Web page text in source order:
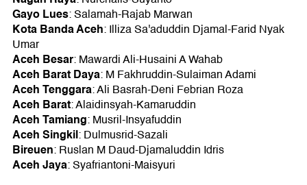
Gayo Lues: Salamah-Rajab Marwan
Kota Banda Aceh: Illiza Sa'aduddin Djamal-Farid Nyak
Umar
Aceh Besar: Mawardi Ali-Husaini A Wahab
Aceh Barat Daya: M Fakhruddin-Sulaiman Adami
Aceh Tenggara: Ali Basrah-Deni Febrian Roza
Aceh Barat: Alaidinsyah-Kamaruddin
Aceh Tamiang: Musril-Insyafuddin
Aceh Singkil: Dulmusrid-Sazali
Bireuen: Ruslan M Daud-Djamaluddin Idris
Aceh Jaya: Syafriantoni-Maisyuri